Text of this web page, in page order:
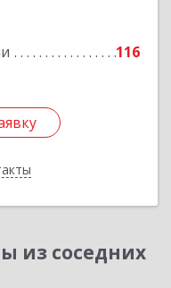
116
из соседних